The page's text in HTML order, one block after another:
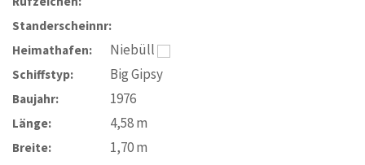
Standerscheinnr:
Heimathafen:
Niebüll
Schiffstyp: Big Gipsy
Baujahr: 1976
Länge: 4,58m
Breite: 1,70m